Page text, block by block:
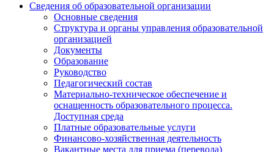
Сведения об образовательной организации
Основные сведения
Структура и органы управления образовательной
организацией
Документы
Образование
Руководство
Педагогический состав
Материально-техническое обеспечение и
оснащенность образовательного процесса.
Доступная среда
Платные образовательные услуги
Финансово-хозяйственная деятельность
Вакантные места для приема (перевода)